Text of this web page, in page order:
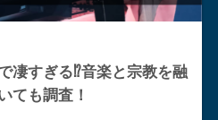
凄すぎる⁉︎音楽と宗教を融
ても調査！